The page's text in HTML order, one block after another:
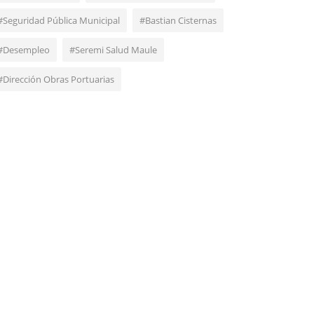
Pública Municipal #Bastian Cisternas
#Seremi Salud Maule
Obras Portuarias